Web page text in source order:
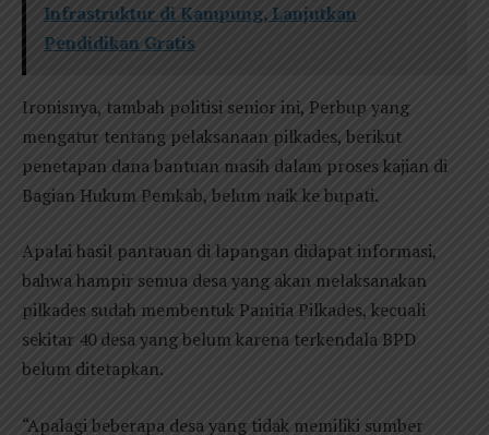
Infrastruktur di Kampung, Lanjutkan
Pendidikan Gratis
Ironisnya, tambah politisi senior ini, Perbup yang
mengatur tentang pelaksanaan pilkades, berikut
penetapan dana bantuan masih dalam proses kajian di
Bagian Hukum Pemkab, belum naik ke bupati.
Apalai hasil pantauan di lapangan didapat informasi,
bahwa hampir semua desa yang akan melaksanakan
pilkades sudah membentuk Panitia Pilkades, kecuali
sekitar 40 desa yang belum karena terkendala BPD
belum ditetapkan.
“Apalagi beberapa desa yang tidak memiliki sumber